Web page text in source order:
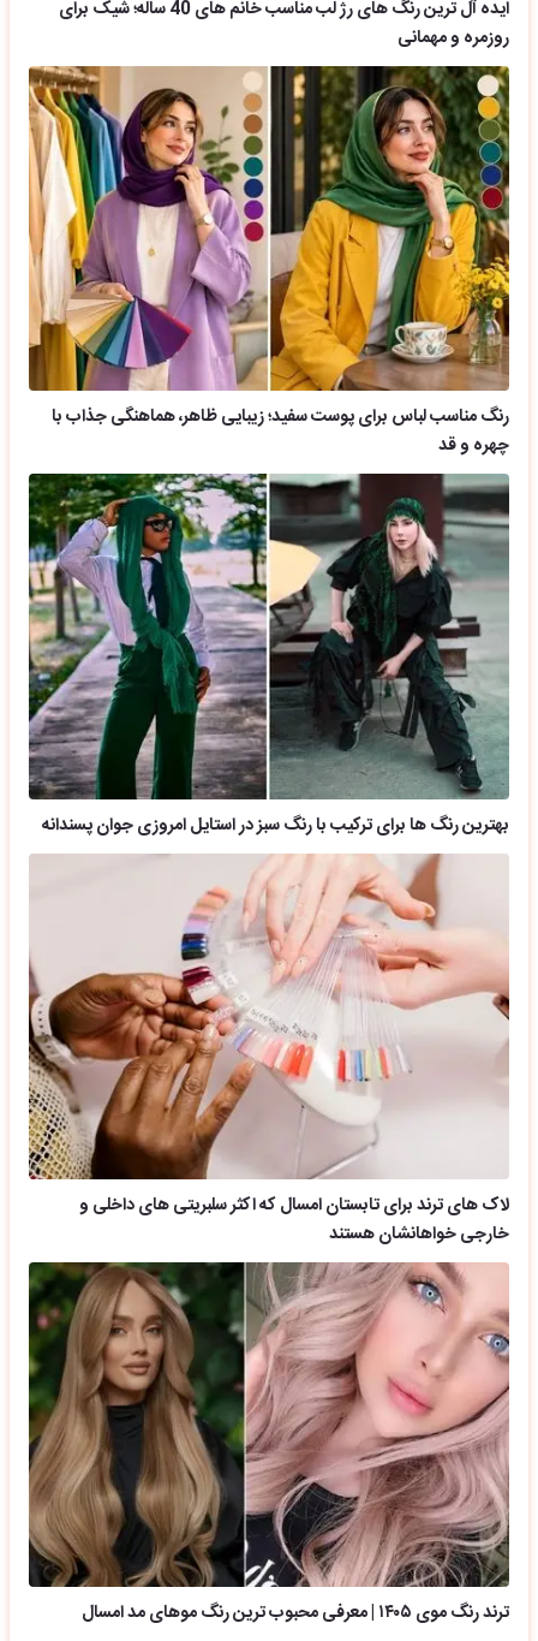
ایده آل ترین رنگ های رژ لب مناسب خانم های 40 ساله؛ شیک برای
روزمره و مهمانی
رنگ مناسب لباس برای پوست سفید؛ زیبایی ظاهر، هماهنگی جذاب با
چهره و قد
بهترین رنگ ها برای ترکیب با رنگ سبز در استایل امروزی جوان پسندانه
لاک های ترند برای تابستان امسال که اکثر سلبریتی های داخلی و
خارجی خواهانشان هستند
ترند رنگ موی ۱۴۰۵ | معرفی محبوب ترین رنگ موهای مد امسال